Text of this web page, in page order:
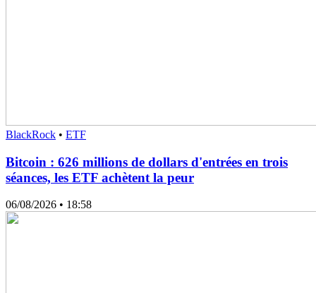
BlackRock • ETF
Bitcoin : 626 millions de dollars d'entrées en trois
séances, les ETF achètent la peur
06/08/2026 • 18:58